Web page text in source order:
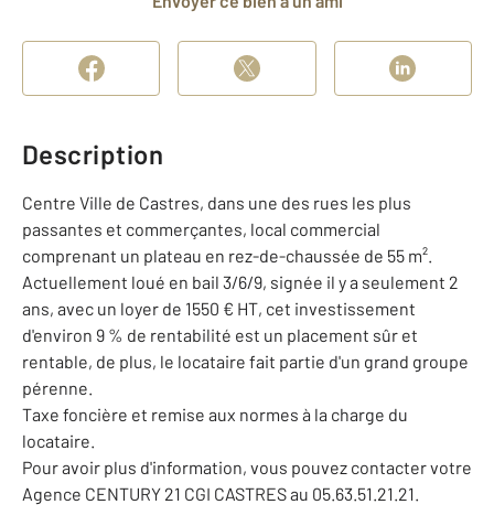
Description
Centre Ville de Castres, dans une des rues les plus
passantes et commerçantes, local commercial
comprenant un plateau en rez-de-chaussée de 55 m².
Actuellement loué en bail 3/6/9, signée il y a seulement 2
ans, avec un loyer de 1550 € HT, cet investissement
d'environ 9 % de rentabilité est un placement sûr et
rentable, de plus, le locataire fait partie d'un grand groupe
pérenne.
Taxe foncière et remise aux normes à la charge du
locataire.
Pour avoir plus d'information, vous pouvez contacter votre
Agence CENTURY 21 CGI CASTRES au 05.63.51.21.21.